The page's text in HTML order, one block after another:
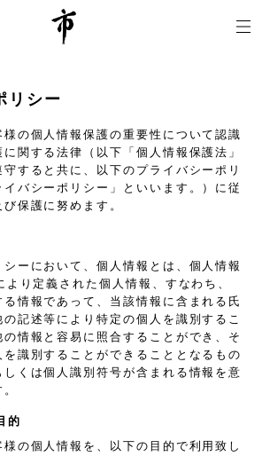
リシー
の個人情報保護の重要性について認識
関する法律（以下「個人情報保護法」
すると共に、以下のプライバシーポリ
バシーポリシー」といいます。）に従
保護に努めます。
ーにおいて、個人情報とは、個人情報
り定義された個人情報、すなわち、
情報であって、当該情報に含まれる氏
記述等により特定の個人を識別するこ
情報と容易に照合することができ、そ
識別することができることとなるもの
くは個人識別符号が含まれる情報を意
的
の個人情報を、以下の目的で利用致し